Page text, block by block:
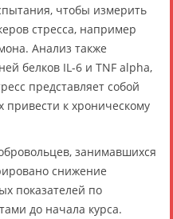
чтобы измерить
стресса, например
Анализ также
белков IL-6 и TNF alpha,
представляет собой
привести к хроническому
занимавшихся
снижение
показателей по
до начала курса.